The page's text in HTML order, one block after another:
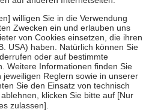
der Familie zu unterstützen,
zum vollendeten 18. Lebensjahr
und Früherkennung, die von der